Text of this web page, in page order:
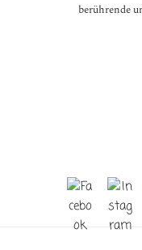
berührende